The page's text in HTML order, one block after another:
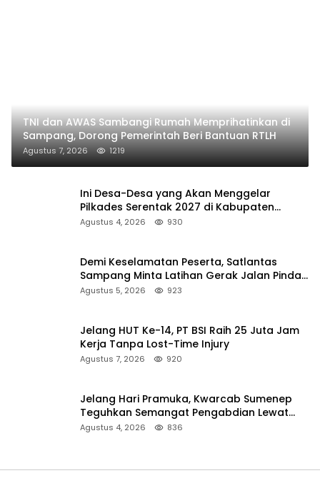
TNI dan AWAS Sambangi Rumah Memprihatinkan di
Sampang, Dorong Pemerintah Beri Bantuan RTLH
Agustus 7, 2026 1219
Ini Desa-Desa yang Akan Menggelar
Pilkades Serentak 2027 di Kabupaten
Sumenep
Agustus 4, 2026 930
Demi Keselamatan Peserta, Satlantas
Sampang Minta Latihan Gerak Jalan Pindah
ke Lokasi Aman
Agustus 5, 2026 923
Jelang HUT Ke-14, PT BSI Raih 25 Juta Jam
Kerja Tanpa Lost-Time Injury
Agustus 7, 2026 920
Jelang Hari Pramuka, Kwarcab Sumenep
Teguhkan Semangat Pengabdian Lewat
Ziarah Pahlawan
Agustus 4, 2026 836